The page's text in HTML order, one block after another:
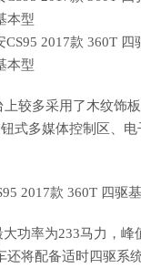
多采用了木纹饰
式多媒体控制区、电
率为233马力，峰
将配备适时四驱系统